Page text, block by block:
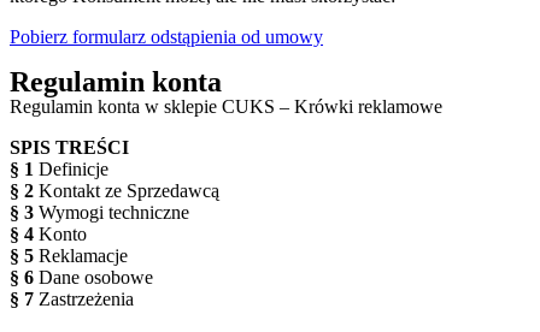
Pobierz formularz odstąpienia od umowy
Regulamin konta
Regulamin konta w sklepie CUKS – Krówki reklamowe
SPIS TREŚCI
§ 1 Definicje
§ 2 Kontakt ze Sprzedawcą
§ 3 Wymogi techniczne
§ 4 Konto
§ 5 Reklamacje
§ 6 Dane osobowe
§ 7 Zastrzeżenia